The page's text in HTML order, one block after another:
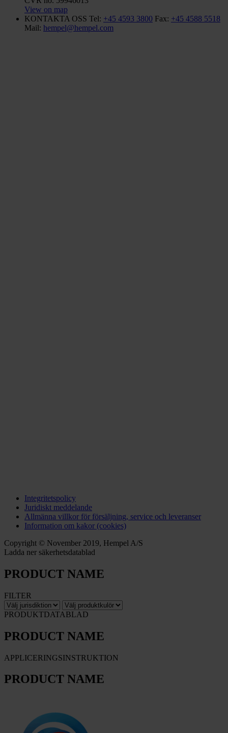
View on map
KONTAKTA OSS Tel: +45 4593 3800 Fax: +45 4588 5518
Mail: hempel@hempel.com
Integritetspolicy
Juridiskt meddelande
Allmänna villkor för försäljning, service och leveranser
Information om kakor (cookies)
Copyright © November 2019, Hempel A/S
Ladda ner säkerhetsdatablad
PRODUCT NAME
FILTER
PRODUKTDATABLAD
PRODUCT NAME
APPLICERINGSINSTRUKTION
PRODUCT NAME